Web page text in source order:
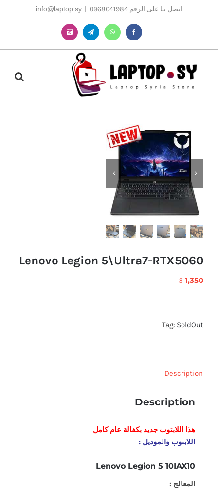
اتصل بنا على الرقم 0968041984 |
info@laptop.sy
Facebook
WhatsApp
Telegram
Instagram
Lenovo Legion 5\Ultra7-RTX5060
$ 1,350
Tag: SoldOut
Description
Description
هذا اللابتوب جديد بكفالة عام كامل
اللابتوب والموديل :
Lenovo Legion 5 10IAX10
المعالج :